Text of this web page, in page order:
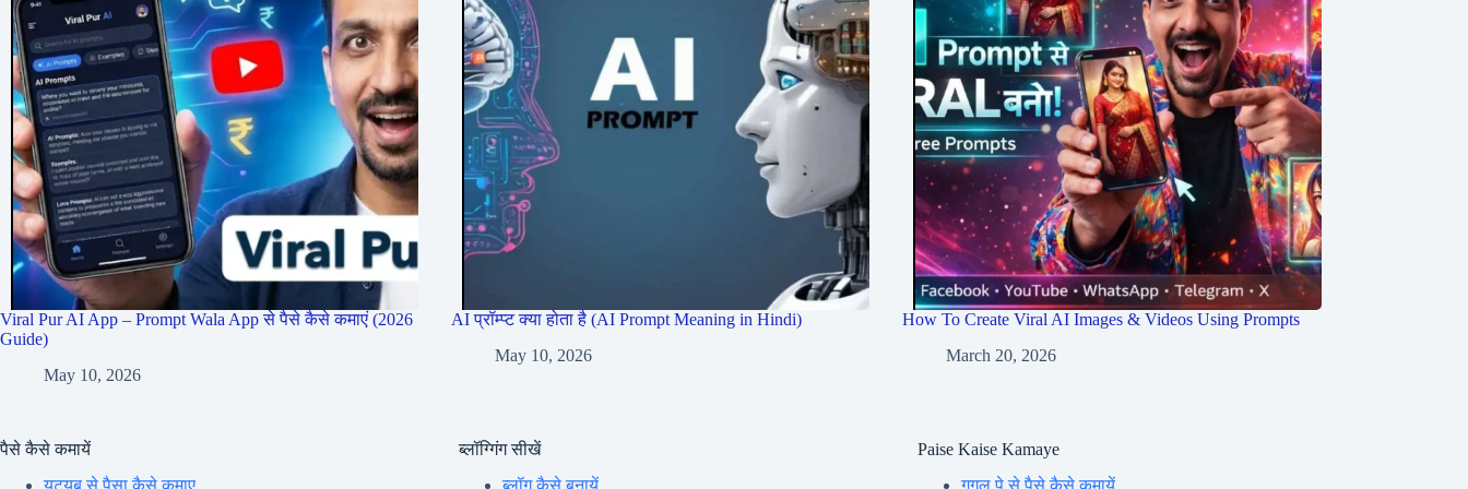
Viral Pur AI App – Prompt Wala App से पैसे कैसे कमाएं (2026
Guide)
May 10, 2026
AI प्रॉम्प्ट क्या होता है (AI Prompt Meaning in Hindi)
May 10, 2026
How To Create Viral AI Images & Videos Using Prompts
March 20, 2026
पैसे कैसे कमायें
यूट्यूब से पैसा कैसे कमाए
ब्लॉग्गिंग सीखें
ब्लॉग कैसे बनायें
Paise Kaise Kamaye
गूगल पे से पैसे कैसे कमायें